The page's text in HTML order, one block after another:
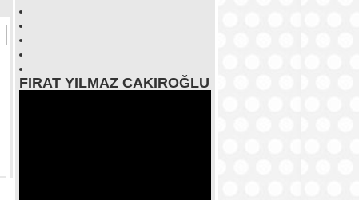
FIRAT YILMAZ CAKIROĞLU